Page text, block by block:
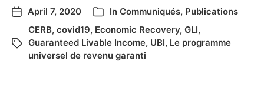
April 7, 2020 In Communiqués, Publications
CERB, covid19, Economic Recovery, GLI,
Guaranteed Livable Income, UBI, Le programme
universel de revenu garanti